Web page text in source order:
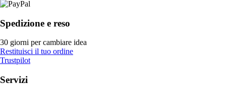
Spedizione e reso
30 giorni per cambiare idea
Restituisci il tuo ordine
Trustpilot
Servizi